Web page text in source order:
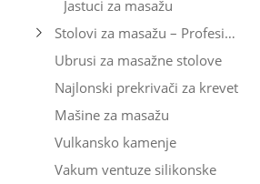
Jastuci za masažu
Stolovi za masažu – Profesionalni i sklopivi | Najbolje cene
Ubrusi za masažne stolove
Najlonski prekrivači za krevet
Mašine za masažu
Vulkansko kamenje
Vakum ventuze silikonske